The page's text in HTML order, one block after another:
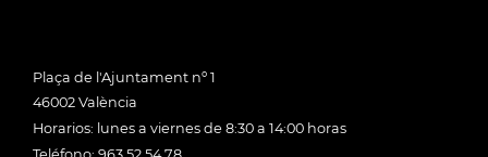
Plaça de l'Ajuntament nº 1
46002 València
Horarios: lunes a viernes de 8:30 a 14:00 horas